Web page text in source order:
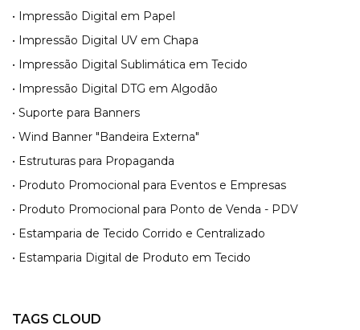
• Impressão Digital em Papel
• Impressão Digital UV em Chapa
• Impressão Digital Sublimática em Tecido
• Impressão Digital DTG em Algodão
• Suporte para Banners
• Wind Banner "Bandeira Externa"
• Estruturas para Propaganda
• Produto Promocional para Eventos e Empresas
• Produto Promocional para Ponto de Venda - PDV
• Estamparia de Tecido Corrido e Centralizado
• Estamparia Digital de Produto em Tecido
TAGS CLOUD